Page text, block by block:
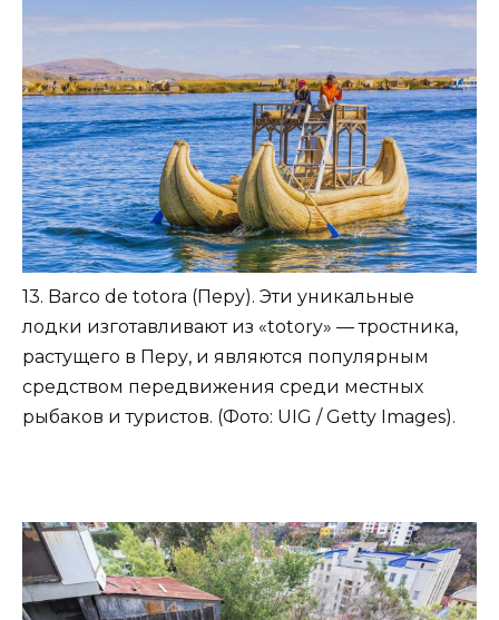
13. Barco de totora (Перу). Эти уникальные
лодки изготавливают из «totory» — тростника,
растущего в Перу, и являются популярным
средством передвижения среди местных
рыбаков и туристов. (Фото: UIG / Getty Images).